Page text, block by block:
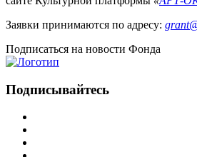
Заявки принимаются по адресу:
Подписаться на новости Фонда
Подписывайтесь